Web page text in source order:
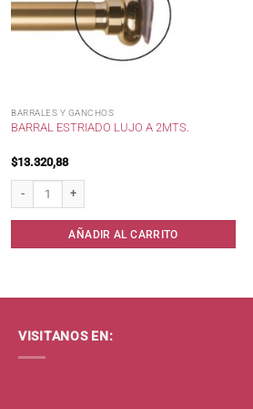
BARRALES Y GANCHOS
BARRAL ESTRIADO LUJO A 2MTS.
$13.320,88
AÑADIR AL CARRITO
VISITANOS EN: